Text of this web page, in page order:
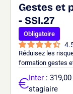
Gestes et
- SSI.27
Obligatoire
Réduisez les
formation gestes
Inter :
stagiaire